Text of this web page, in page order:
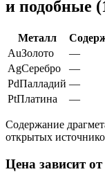
и подобные
Металл
AuЗолото
—
AgСеребро
—
PdПалладий —
PtПлатина —
Содержание
открытых
Цена зависит